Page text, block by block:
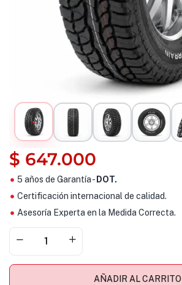
$ 647.000
5 años de Garantía - DOT.
Certificación internacional de calidad.
Asesoría Experta en la Medida Correcta.
AÑADIR AL CARRITO